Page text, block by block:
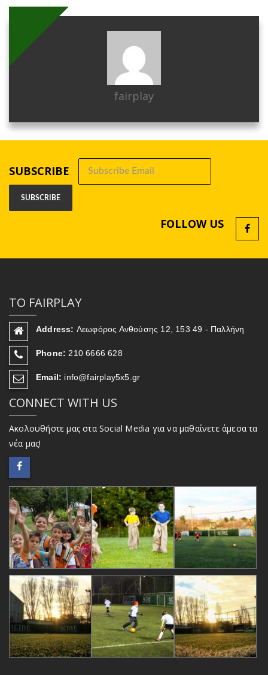
fairplay
SUBSCRIBE
FOLLOW US
ΤΟ FAIRPLAY
Address: Λεωφόρος Ανθούσης 12, 153 49 - Παλλήνη
Phone: 210 6666 628
Email: info@fairplay5x5.gr
CONNECT WITH US
Ακολουθήστε μας στα Social Media για να μαθαίνετε άμεσα τα
νέα μας!